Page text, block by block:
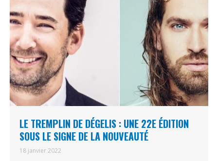
LE TREMPLIN DE DÉGELIS : UNE 22E ÉDITION
SOUS LE SIGNE DE LA NOUVEAUTÉ
18 janvier 2022